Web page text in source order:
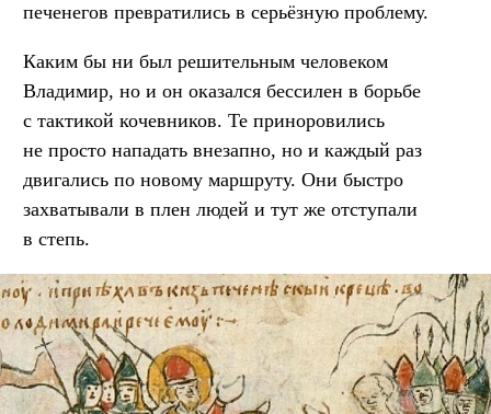
печенегов превратились в серьёзную проблему.
Каким бы ни был решительным человеком
Владимир, но и он оказался бессилен в борьбе
с тактикой кочевников. Те приноровились
не просто нападать внезапно, но и каждый раз
двигались по новому маршруту. Они быстро
захватывали в плен людей и тут же отступали
в степь.